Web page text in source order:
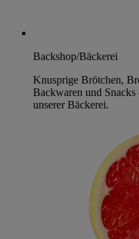
Backshop/Bäckerei
Knusprige Brötchen,
Backwaren und
unserer Bäckerei.